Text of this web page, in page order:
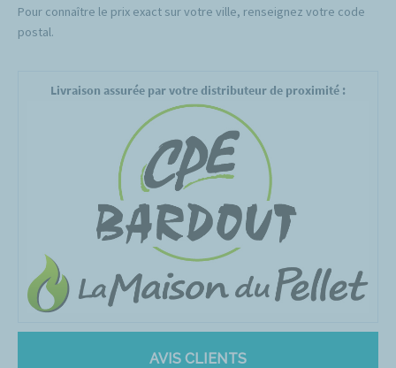
Pour connaître le prix exact sur votre ville, renseignez votre code
postal.
Livraison assurée par votre distributeur de proximité :
AVIS CLIENTS